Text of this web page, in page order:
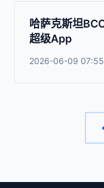
哈萨克斯坦
超级App
2026-06-09